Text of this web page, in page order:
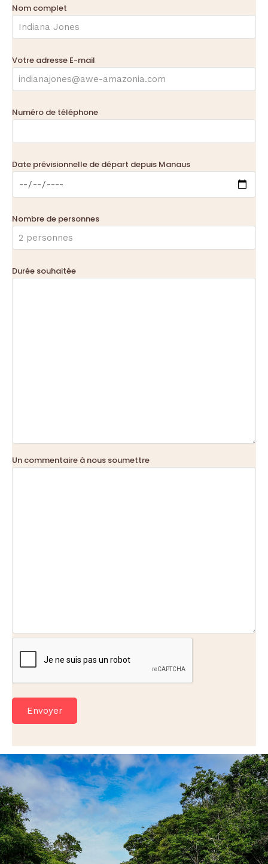
Nom complet
Votre adresse E-mail
Numéro de téléphone
Date prévisionnelle de départ depuis Manaus
Nombre de personnes
Durée souhaitée
Un commentaire à nous soumettre